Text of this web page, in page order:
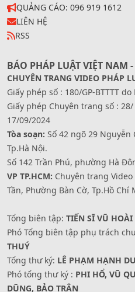
QUẢNG CÁO: 096 919 1612
LIÊN HỆ
RSS
BÁO PHÁP LUẬT VIỆT NAM
CHUYÊN TRANG VIDEO PHÁP
Giấy phép số : 180/GP-BTTTT
Giấy phép Chuyên trang số : 28/
17/09/2024
Tòa soạn: Số 42 ngõ 29 Nguyễn
Tp.Hà Nội.
Số 142 Trần Phú, phường Hà
VP TP.HCM: Chuyên trang Video
Tần, Phường Bàn Cờ, Tp.Hồ Chí
Tổng biên tập: TIẾN SĨ VŨ
Phó Tổng biên tập phụ trách
THUÝ
Tổng thư ký: LÊ PHẠM HẠNH
Phó tổng thư ký : PHI HỔ, VŨ
DŨNG, BẢO TRÂN